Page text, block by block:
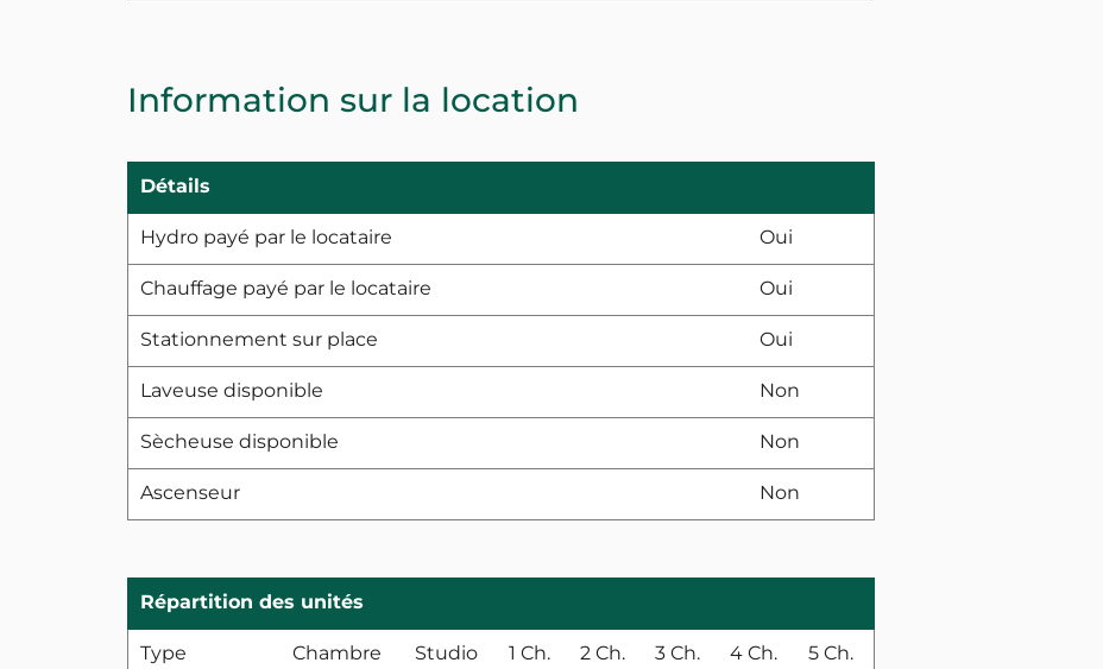
Information sur la location
Détails
Hydro payé par le locataire Oui
Chauffage payé par le locataire Oui
Stationnement sur place Oui
Laveuse disponible Non
Sècheuse disponible Non
Ascenseur Non
Répartition des unités
Type Chambre Studio 1 Ch. 2 Ch. 3 Ch. 4 Ch. 5 Ch.